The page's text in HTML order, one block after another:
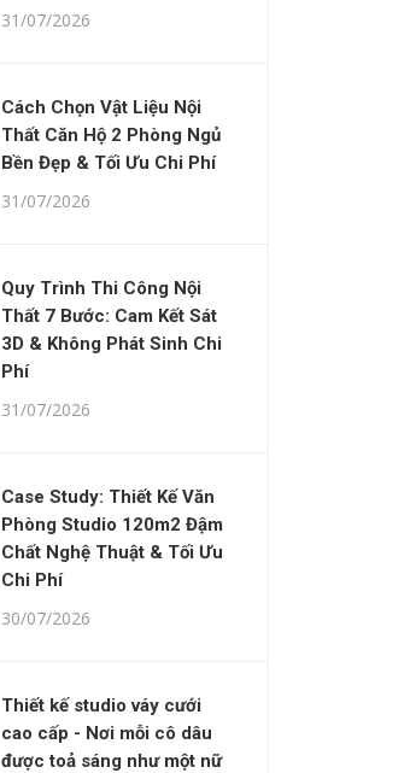
31/07/2026
Cách Chọn Vật Liệu Nội
Thất Căn Hộ 2 Phòng Ngủ
Bền Đẹp & Tối Ưu Chi Phí
31/07/2026
Quy Trình Thi Công Nội
Thất 7 Bước: Cam Kết Sát
3D & Không Phát Sinh Chi
Phí
31/07/2026
Case Study: Thiết Kế Văn
Phòng Studio 120m2 Đậm
Chất Nghệ Thuật & Tối Ưu
Chi Phí
30/07/2026
Thiết kế studio váy cưới
cao cấp - Nơi mỗi cô dâu
được toả sáng như một nữ